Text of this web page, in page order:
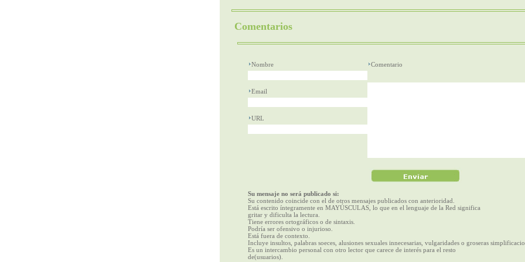
Comentarios
Nombre
Email
URL
Comentario
Su mensaje no será publicado si:
Su contenido coincide con el de otros mensajes publicados con anterioridad.
Está escrito íntegramente en MAYÚSCULAS, lo que en el lenguaje de la Red significa
gritar y dificulta la lectura.
Tiene errores ortográficos o de sintaxis.
Podría ser ofensivo o injurioso.
Está fuera de contexto.
Incluye insultos, palabras soeces, alusiones sexuales innecesarias, vulgaridades o groseras
Es un intercambio personal con otro lector que carece de interés para el resto
de(usuarios).